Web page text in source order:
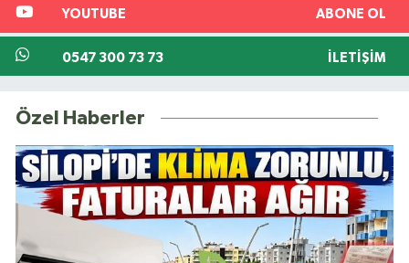
YOUTUBE ABONE OL
0547 300 73 73 İLETIŞIM
Özel Haberler